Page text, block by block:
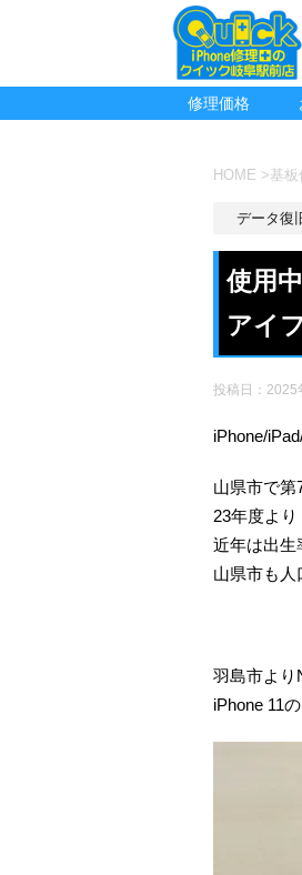
修理価格
HOME >基板
データ復
使用
アイ
投稿日： 2025
iPhone/
山県市で第
23年度よ
近年は出生
山県市も人
羽島市より
iPhone 11